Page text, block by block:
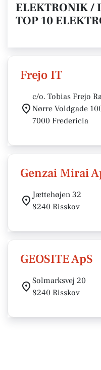
ELEKTRONIK /
TOP 10
Frejo IT
c/o. Tobias Frejo
Nørre Voldgade
7000 Fredericia
Genzai Mirai
Jættehøjen 32
8240 Risskov
GEOSITE ApS
Solmarksvej 20
8240 Risskov